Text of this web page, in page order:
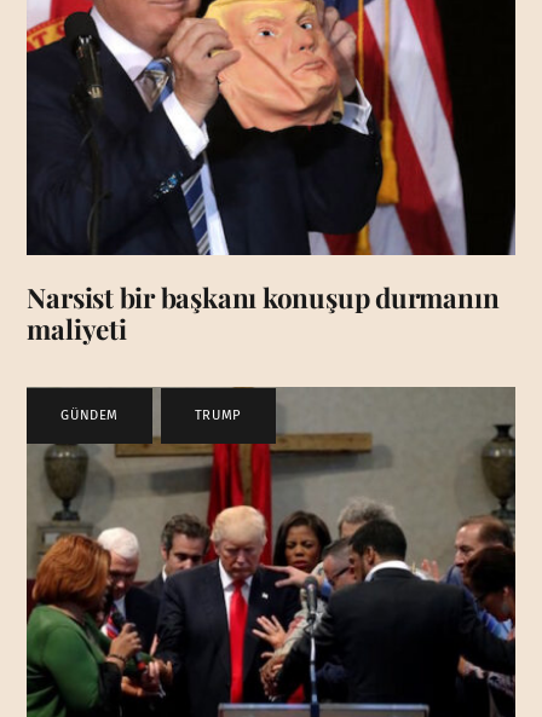
Narsist bir başkanı konuşup durmanın
maliyeti
GÜNDEM TRUMP